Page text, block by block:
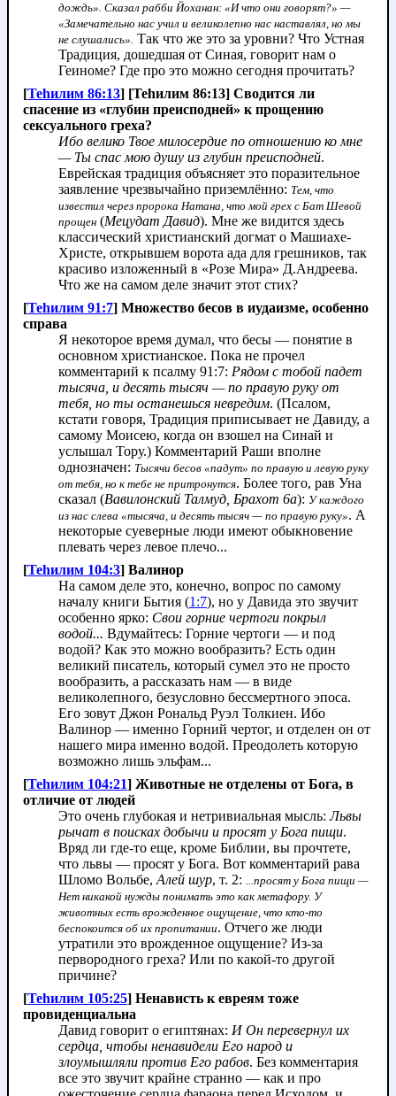
дождь». Сказал рабби Йоханан: «И что они говорят?» —
«Замечательно нас учил и великолепно нас наставлял, но мы
не слушались». Так что же это за уровни? Что Устная
Традиция, дошедшая от Синая, говорит нам о
Геиноме? Где про это можно сегодня прочитать?
[Теhилим 86:13] [Теhилим 86:13] Сводится ли
спасение из «глубин преисподней» к прощению
сексуального греха?
Ибо велико Твое милосердие по отношению ко мне
— Ты спас мою душу из глубин преисподней.
Еврейская традиция объясняет это поразительное
заявление чрезвычайно приземлённо: Тем, что
известил через пророка Натана, что мой грех с Бат Шевой
прощен (Мецудат Давид). Мне же видится здесь
классический христианский догмат о Машиахе-
Христе, открывшем ворота ада для грешников, так
красиво изложенный в «Розе Мира» Д.Андреева.
Что же на самом деле значит этот стих?
[Теhилим 91:7] Множество бесов в иудаизме, особенно
справа
Я некоторое время думал, что бесы — понятие в
основном христианское. Пока не прочел
комментарий к псалму 91:7: Рядом с тобой падет
тысяча, и десять тысяч — по правую руку от
тебя, но ты останешься невредим. (Псалом,
кстати говоря, Традиция приписывает не Давиду, а
самому Моисею, когда он взошел на Синай и
услышал Тору.) Комментарий Раши вполне
однозначен: Тысячи бесов «падут» по правую и левую руку
от тебя, но к тебе не притронутся. Более того, рав Уна
сказал (Вавилонский Талмуд, Брахот 6а): У каждого
из нас слева «тысяча, и десять тысяч — по правую руку». А
некоторые суеверные люди имеют обыкновение
плевать через левое плечо...
[Теhилим 104:3] Валинор
На самом деле это, конечно, вопрос по самому
началу книги Бытия (1:7), но у Давида это звучит
особенно ярко: Свои горние чертоги покрыл
водой... Вдумайтесь: Горние чертоги — и под
водой? Как это можно вообразить? Есть один
великий писатель, который сумел это не просто
вообразить, а рассказать нам — в виде
великолепного, безусловно бессмертного эпоса.
Его зовут Джон Рональд Руэл Толкиен. Ибо
Валинор — именно Горний чертог, и отделен он от
нашего мира именно водой. Преодолеть которую
возможно лишь эльфам...
[Теhилим 104:21] Животные не отделены от Бога, в
отличие от людей
Это очень глубокая и нетривиальная мысль:Львы
рычат в поисках добычи и просят у Бога пищи.
Вряд ли где-то еще, кроме Библии, вы прочтете,
что львы — просят у Бога. Вот комментарий рава
Шломо Вольбе, Алей шур, т. 2: ...просят у Бога пищи —
Нет никакой нужды понимать это как метафору. У
животных есть врожденное ощущение, что кто-то
беспокоится об их пропитании. Отчего же люди
утратили это врожденное ощущение? Из-за
первородного греха? Или по какой-то другой
причине?
[Теhилим 105:25] Ненависть к евреям тоже
провиденциальна
Давид говорит о египтянах: И Он перевернул их
сердца, чтобы ненавидели Его народ и
злоумышляли против Его рабов. Без комментария
все это звучит крайне странно — как и про